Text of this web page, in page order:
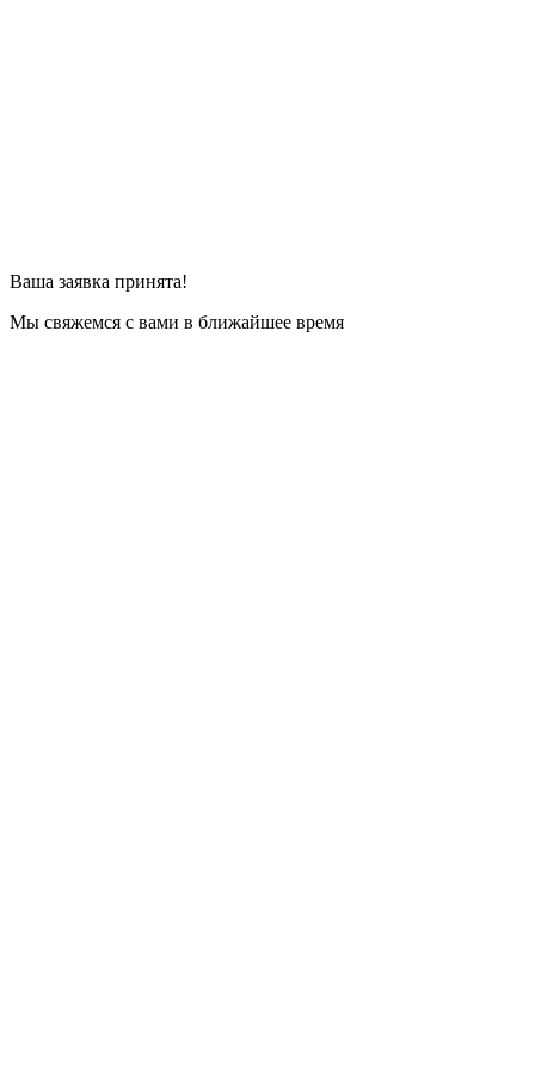
Ваша заявка принята!
Мы свяжемся с вами в ближайшее время